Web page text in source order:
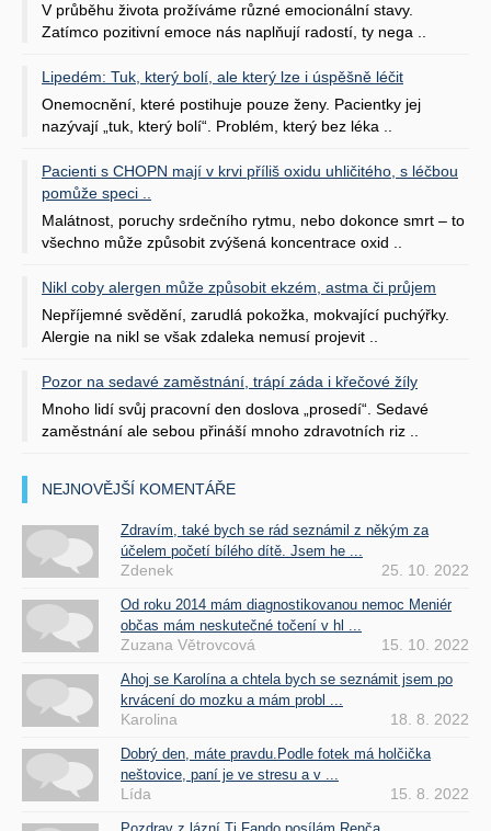
V průběhu života prožíváme různé emocionální stavy.
Zatímco pozitivní emoce nás naplňují radostí, ty nega ..
Lipedém: Tuk, který bolí, ale který lze i úspěšně léčit
Onemocnění, které postihuje pouze ženy. Pacientky jej
nazývají „tuk, který bolí“. Problém, který bez léka ..
Pacienti s CHOPN mají v krvi příliš oxidu uhličitého, s léčbou
pomůže speci ..
Malátnost, poruchy srdečního rytmu, nebo dokonce smrt – to
všechno může způsobit zvýšená koncentrace oxid ..
Nikl coby alergen může způsobit ekzém, astma či průjem
Nepříjemné svědění, zarudlá pokožka, mokvající puchýřky.
Alergie na nikl se však zdaleka nemusí projevit ..
Pozor na sedavé zaměstnání, trápí záda i křečové žíly
Mnoho lidí svůj pracovní den doslova „prosedí“. Sedavé
zaměstnání ale sebou přináší mnoho zdravotních riz ..
NEJNOVĚJŠÍ KOMENTÁŘE
Zdravím, také bych se rád seznámil z někým za
účelem početí bílého dítě. Jsem he ...
Zdenek 25. 10. 2022
Od roku 2014 mám diagnostikovanou nemoc Meniér
občas mám neskutečné točení v hl ...
Zuzana Větrovcová 15. 10. 2022
Ahoj se Karolína a chtela bych se seznámit jsem po
krvácení do mozku a mám probl ...
Karolina 18. 8. 2022
Dobrý den, máte pravdu.Podle fotek má holčička
neštovice, paní je ve stresu a v ...
Lída 15. 8. 2022